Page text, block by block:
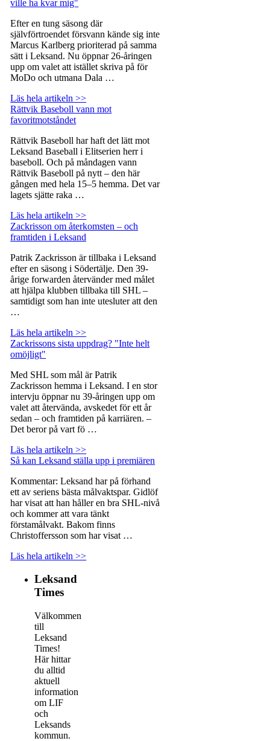
ville ha kvar mig"
Efter en tung säsong där
självförtroendet försvann kände sig inte
Marcus Karlberg prioriterad på samma
sätt i Leksand. Nu öppnar 26-åringen
upp om valet att istället skriva på för
MoDo och utmana Dala …
Läs hela artikeln >>
Rättvik Baseboll vann mot
favoritmotståndet
Rättvik Baseboll har haft det lätt mot
Leksand Baseball i Elitserien herr i
baseboll. Och på måndagen vann
Rättvik Baseboll på nytt – den här
gången med hela 15–5 hemma. Det var
lagets sjätte raka …
Läs hela artikeln >>
Zackrisson om återkomsten – och
framtiden i Leksand
Patrik Zackrisson är tillbaka i Leksand
efter en säsong i Södertälje. Den 39-
årige forwarden återvänder med målet
att hjälpa klubben tillbaka till SHL –
samtidigt som han inte utesluter att den
…
Läs hela artikeln >>
Zackrissons sista uppdrag? "Inte helt
omöjligt"
Med SHL som mål är Patrik
Zackrisson hemma i Leksand. I en stor
intervju öppnar nu 39-åringen upp om
valet att återvända, avskedet för ett år
sedan – och framtiden på karriären. –
Det beror på vart fö …
Läs hela artikeln >>
Så kan Leksand ställa upp i premiären
Kommentar: Leksand har på förhand
ett av seriens bästa målvaktspar. Gidlöf
har visat att han håller en bra SHL-nivå
och kommer att vara tänkt
förstamålvakt. Bakom finns
Christoffersson som har visat …
Läs hela artikeln >>
Leksand
Times
Välkommen
till
Leksand
Times!
Här hittar
du alltid
aktuell
information
om LIF
och
Leksands
kommun.